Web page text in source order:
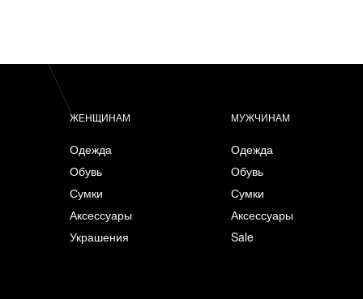
ЖЕНЩИНАМ
Одежда
Обувь
Сумки
Аксессуары
Украшения
МУЖЧИНАМ
Одежда
Обувь
Сумки
Аксессуары
Sale